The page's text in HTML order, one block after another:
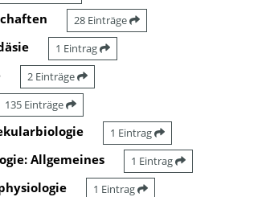
28 Einträge
1 Eintrag
2 Einträge
135 Einträge
1 Eintrag
Allgemeines 1 Eintrag
1 Eintrag